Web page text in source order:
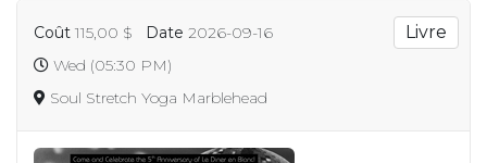
Coût 115,00 $ Date 2026-09-16
Wed (05:30 PM)
Soul Stretch Yoga Marblehead
Livre